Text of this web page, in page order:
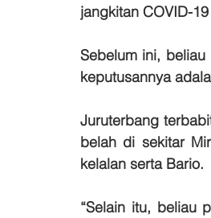
jangkitan COVID-
Sebelum ini,
keputusannya
Juruterbang
belah di sekitar
kelalan serta Bario.
“Selain itu, beliau